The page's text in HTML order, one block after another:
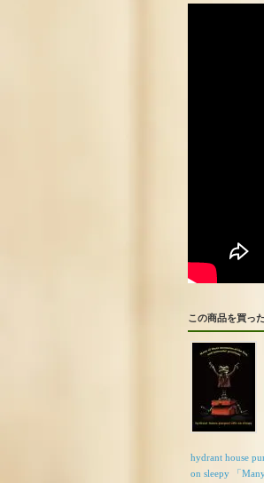
この商品を買っ
hydrant house
on sleepy 「